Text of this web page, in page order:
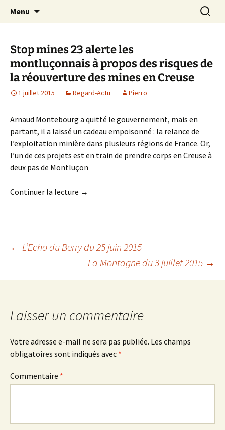
Le site du Collectif Stop Mines
23
Menu
Stop mines 23 alerte les
montluçonnais à propos des risques de
la réouverture des mines en Creuse
1 juillet 2015 Regard-Actu Pierro
Arnaud Montebourg a quitté le gouvernement, mais en
partant, il a laissé un cadeau empoisonné : la relance de
l’exploitation minière dans plusieurs régions de France. Or,
l’un de ces projets est en train de prendre corps en Creuse à
deux pas de Montluçon
Continuer la lecture →
Navigation
des
articles
← L’Echo du Berry du 25 juin 2015
La Montagne du 3 juillet 2015 →
Laisser un commentaire
Votre adresse e-mail ne sera pas publiée. Les champs
obligatoires sont indiqués avec *
Commentaire *